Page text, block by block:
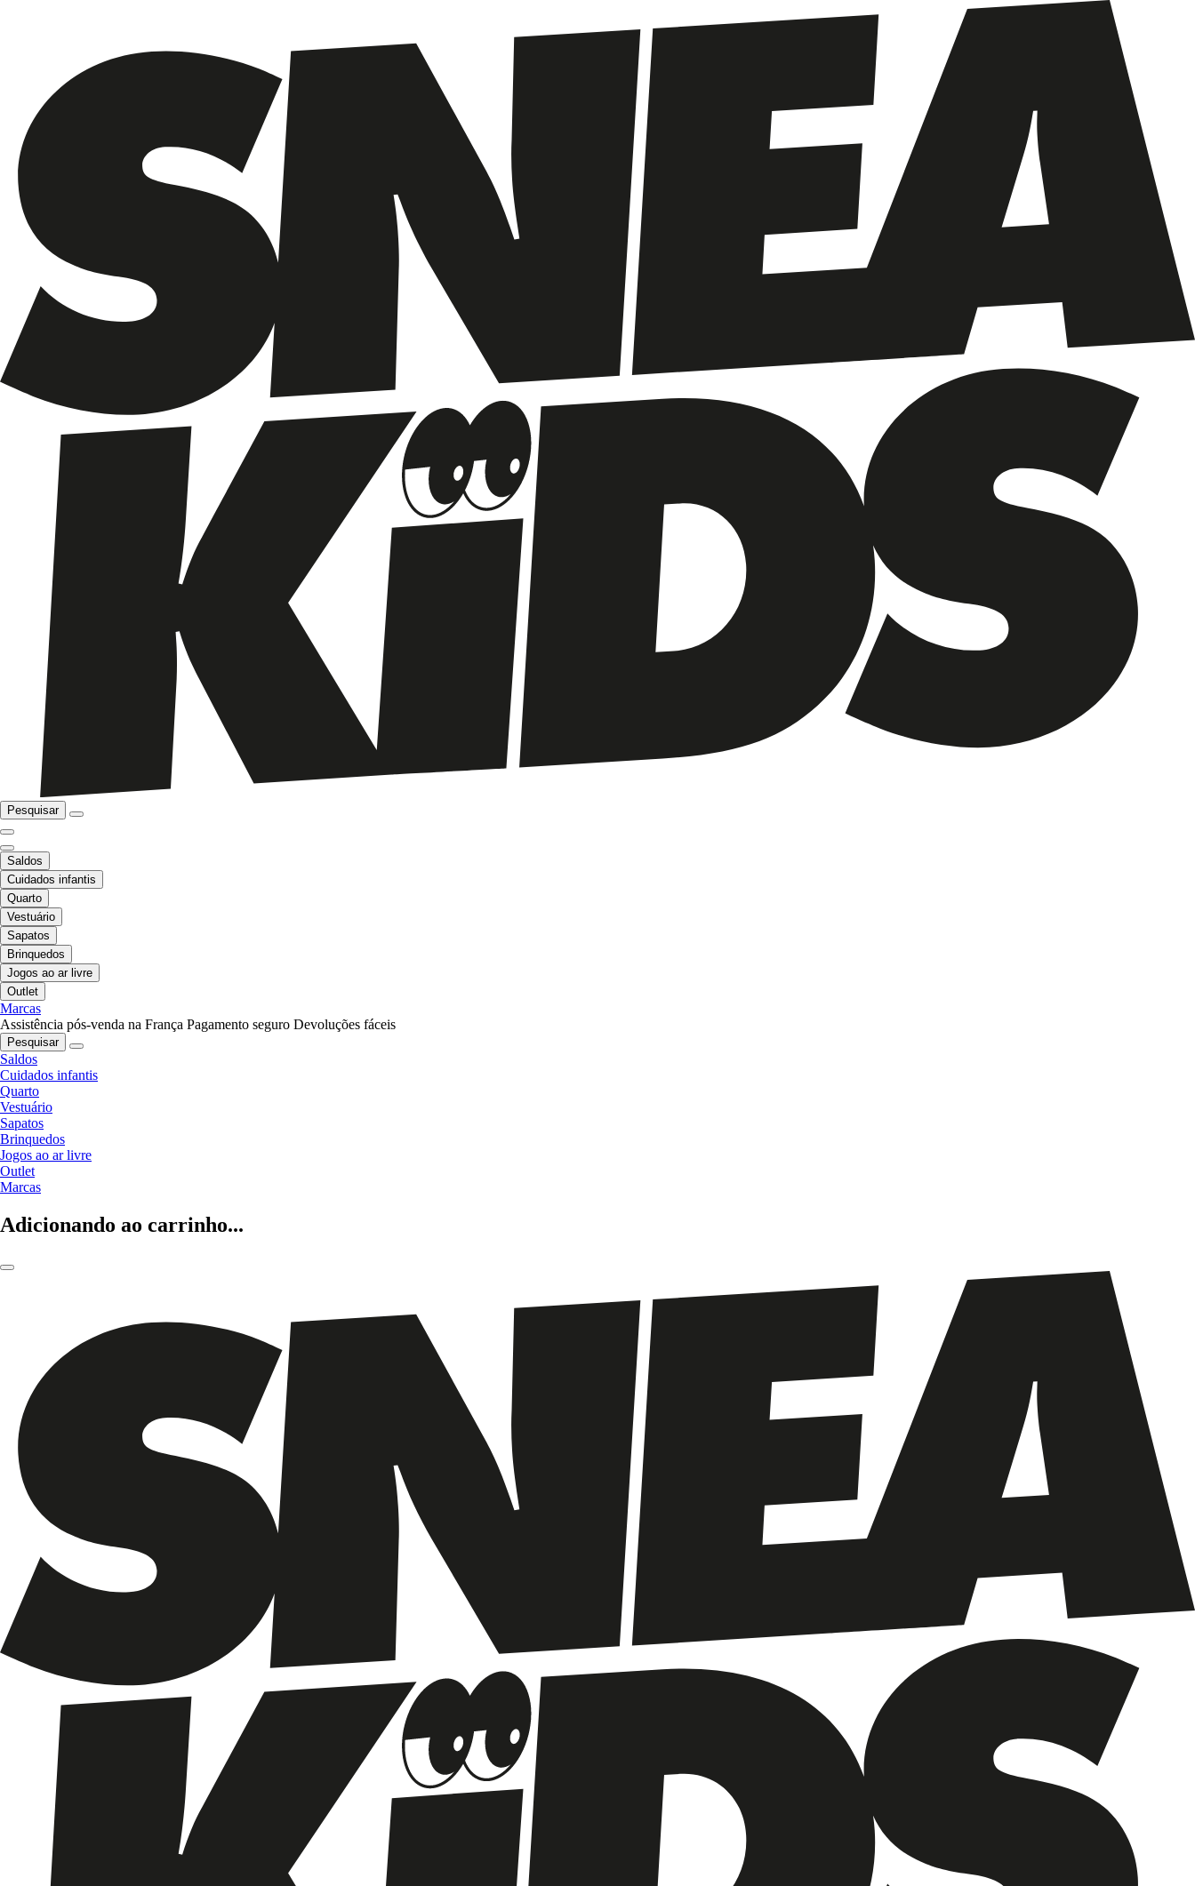
Pesquisar
Saldos
Cuidados infantis
Quarto
Vestuário
Sapatos
Brinquedos
Jogos ao ar livre
Outlet
Marcas
Assistência pós-venda na França Pagamento seguro Devoluções fáceis
Pesquisar
Saldos
Cuidados infantis
Quarto
Vestuário
Sapatos
Brinquedos
Jogos ao ar livre
Outlet
Marcas
Adicionando ao carrinho...